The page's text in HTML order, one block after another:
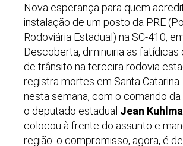
Nova esperança para quem
instalação de um posto da PRE
Rodoviária Estadual) na SC-410,
Descoberta, diminuiria as
de trânsito na terceira rodovia
registra mortes em Santa Catarina.
nesta semana, com o comando da
o deputado estadual Jean
colocou à frente do assunto e
região: o compromisso, agora, é